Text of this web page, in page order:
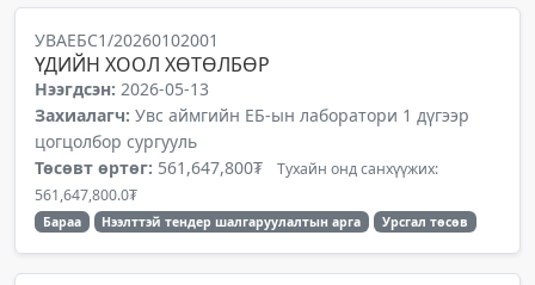
УВАЕБС1/20260102001
ҮДИЙН ХООЛ ХӨТӨЛБӨР
Нээгдсэн: 2026-05-13
Захиалагч: Увс аймгийн ЕБ-ын лаборатори 1 дүгээр
цогцолбор сургууль
Төсөвт өртөг: 561,647,800₮ Тухайн онд санхүүжих:
561,647,800.0₮
Бараа Нээлттэй тендер шалгаруулалтын арга Урсгал төсөв